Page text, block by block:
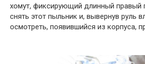
хомут, фиксирующий длинный правый
снять этот пыльник и, вывернув руль
осмотреть, появившийся из корпуса,